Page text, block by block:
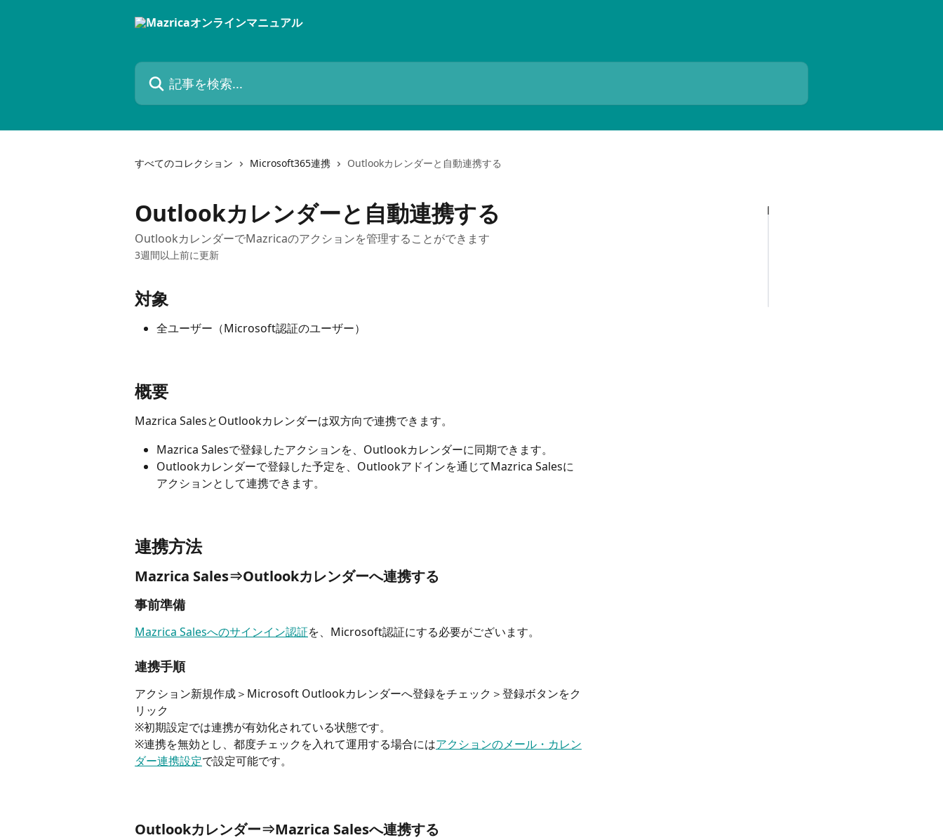
記事を検索...
すべてのコレクション Microsoft365連携 Outlookカレンダーと自動連携する
Outlookカレンダーと自動連携する
OutlookカレンダーでMazricaのアクションを管理することができます
3週間以上前に更新
対象
全ユーザー（Microsoft認証のユーザー）
概要
Mazrica SalesとOutlookカレンダーは双方向で連携できます。
Mazrica Salesで登録したアクションを、Outlookカレンダーに同期できます。
Outlookカレンダーで登録した予定を、Outlookアドインを通じてMazrica Salesに
アクションとして連携できます。
連携方法
Mazrica Sales⇒Outlookカレンダーへ連携する
事前準備
Mazrica Salesへのサインイン認証を、Microsoft認証にする必要がございます。
連携手順
アクション新規作成＞Microsoft Outlookカレンダーへ登録をチェック＞登録ボタンをク
リック
※初期設定では連携が有効化されている状態です。
※連携を無効とし、都度チェックを入れて運用する場合にはアクションのメール・カレン
ダー連携設定で設定可能です。
Outlookカレンダー⇒Mazrica Salesへ連携する